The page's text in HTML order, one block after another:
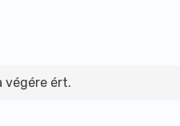
végére ért.